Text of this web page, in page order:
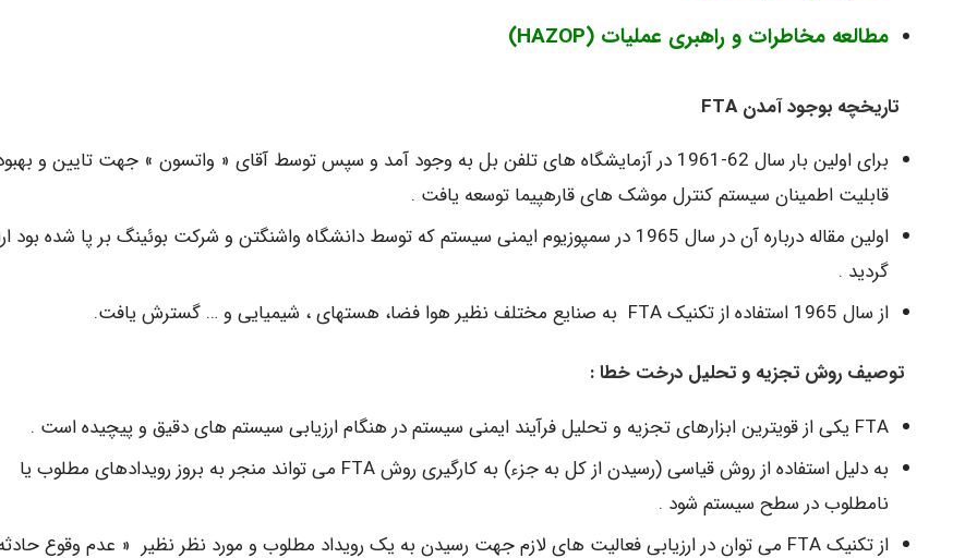
مطالعه مخاطرات و راهبری عملیات (HAZOP)
تاریخچه بوجود آمدن FTA
برای اولین بار سال 62-1961 در آزمایشگاه های تلفن بل به وجود آمد و سپس توسط آقای « واتسون » جهت تایین و
قابلیت اطمینان سیستم کنترل موشک های قارهپیما توسعه یافت .
اولین مقاله درباره آن در سال 1965 در سمپوزیوم ایمنی سیستم که توسط دانشگاه واشنگتن و شرکت بوئینگ بر پا شده بود
گردید .
از سال 1965 استفاده از تکنیک FTA به صنایع مختلف نظیر هوا فضا، هستهای ، شیمیایی و … گسترش یافت.
توصیف روش تجزیه و تحلیل درخت خطا :
FTA یکی از قویترین ابزارهای تجزیه و تحلیل فرآیند ایمنی سیستم در هنگام ارزیابی سیستم های دقیق و پیچیده است .
به دلیل استفاده از روش قیاسی (رسیدن از کل به جزء) به کارگیری روش FTA می تواند منجر به بروز رویدادهای مطلوب یا
نامطلوب در سطح سیستم شود .